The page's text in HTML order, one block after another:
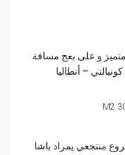
متميز و على بعج مسافة
– أنطاليا
منتجعي يمراد باشا